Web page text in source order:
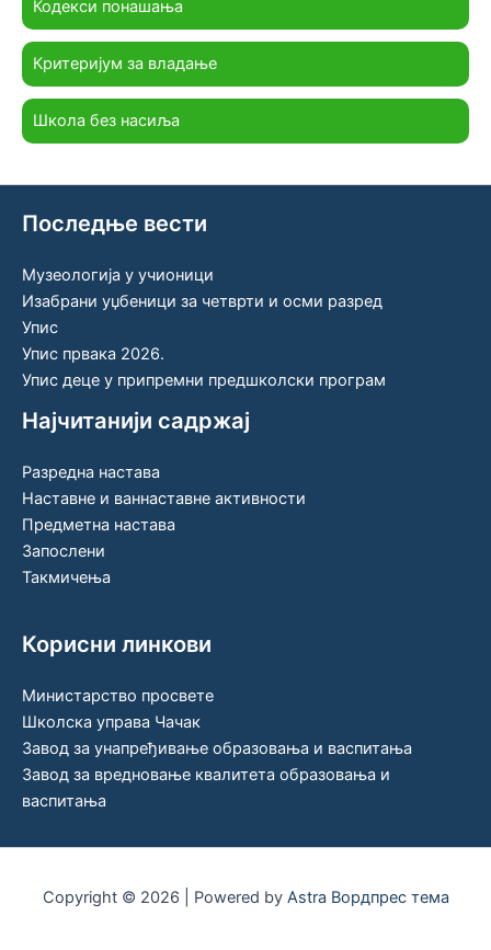
Кодекси понашања
Критеријум за владање
Школа без насиља
Последње вести
Музеологија у учионици
Изабрани уџбеници за четврти и осми разред
Упис
Упис првака 2026.
Упис деце у припремни предшколски програм
Најчитанији садржај
Разредна настава
Наставне и ваннаставне активности
Предметна настава
Запослени
Такмичења
Корисни линкови
Министарство просвете
Школска управа Чачак
Завод за унапређивање образовања и васпитања
Завод за вредновање квалитета образовања и
васпитања
Copyright © 2026 | Powered by Astra Вордпрес тема